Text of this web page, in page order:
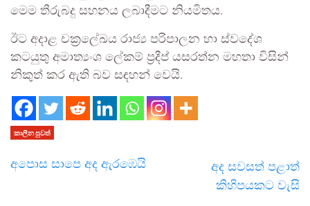
මෙම තීරුබදු සහනය ලබාදීමට නියමිතය.
ඊට අදාළ චක්‍රලේඛය රාජ්‍ය පරිපාලන හා ස්වදේශ
කටයුතු අමාත්‍යංශ ලේකම් ප්‍රදීප් යසරත්න මහතා විසින්
නිකුත් කර ඇති බව සඳහන් වෙයි.
කාලීන පුවත්
අපොස සාපෙ අද ඇරඹෙයි
අද සවසත් පළාත්
කිහිපයකට වැසි